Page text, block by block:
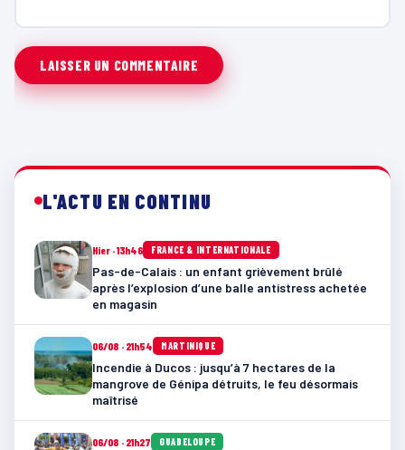
L'ACTU EN CONTINU
Hier · 13h46 FRANCE & INTERNATIONALE
Pas-de-Calais : un enfant grièvement brûlé
après l’explosion d’une balle antistress achetée
en magasin
06/08 · 21h54 MARTINIQUE
Incendie à Ducos : jusqu’à 7 hectares de la
mangrove de Génipa détruits, le feu désormais
maîtrisé
06/08 · 21h27 GUADELOUPE